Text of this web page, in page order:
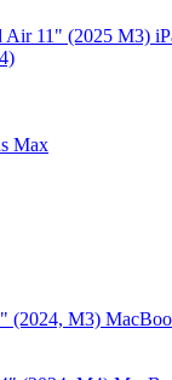
Air 11" (2025 M3)
Max
(2024, M3)